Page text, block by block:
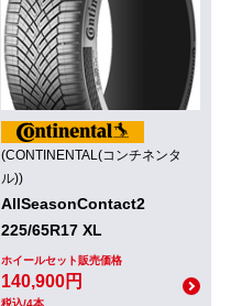
(CONTINENTAL(コンチネンタ
ル))
AllSeasonContact2
225/65R17 XL
ホイールセット販売価格
140,900円
税込/4本